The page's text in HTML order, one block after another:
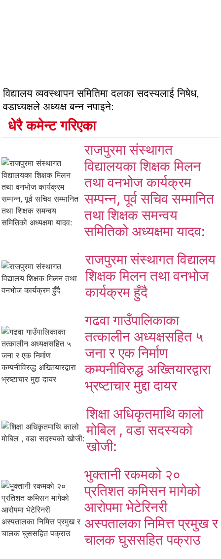
विद्यालय व्यवस्थापन समितिमा दलका सदस्यलाई निषेध,
वडाध्यक्षले अध्यक्ष बन्न नपाइने:
धेरै कमेन्ट गरिएका
राजपुरमा संस्थागत
विद्यालयका शिक्षक मिलन
तथा वनभोज कार्यक्रम
सम्पन्न, पूर्व सचिव सम्मानित
तथा शिक्षक समन्वय
समितिको अध्यक्षमा यादव:
राजपुरमा संस्थागत विद्यालय
शिक्षक मिलन तथा वनभोज
कार्यक्रम हुँदै
गढवा गाउँपालिकाका
तत्कालीन अध्यक्षसहित ५
जना र एक निर्माण
कम्पनीविरुद्ध अख्तियारद्वारा
भ्रष्टाचार मुद्दा दायर
शिक्षा अधिकृतमाथि कालो
मोबिल , वडा सदस्यको
खोजी:
भुक्तानी रकमको २०
प्रतिशत कमिसन मागेको
आरोपमा भेटेरिनरी
अस्पतालका निमित्त प्रमुख र
चालक घुससहित पक्राउ